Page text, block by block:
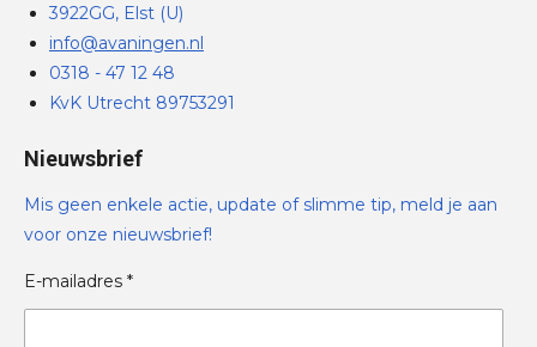
3922GG, Elst (U)
info@avaningen.nl
0318 - 47 12 48
KvK Utrecht 89753291
Nieuwsbrief
Mis geen enkele actie, update of slimme tip, meld je aan
voor onze nieuwsbrief!
E-mailadres *